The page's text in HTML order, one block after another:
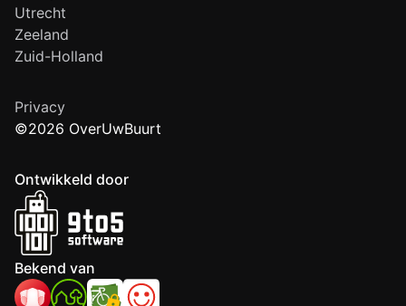
Utrecht
Zeeland
Zuid-Holland
Privacy
©2026 OverUwBuurt
Ontwikkeld door
Bekend van